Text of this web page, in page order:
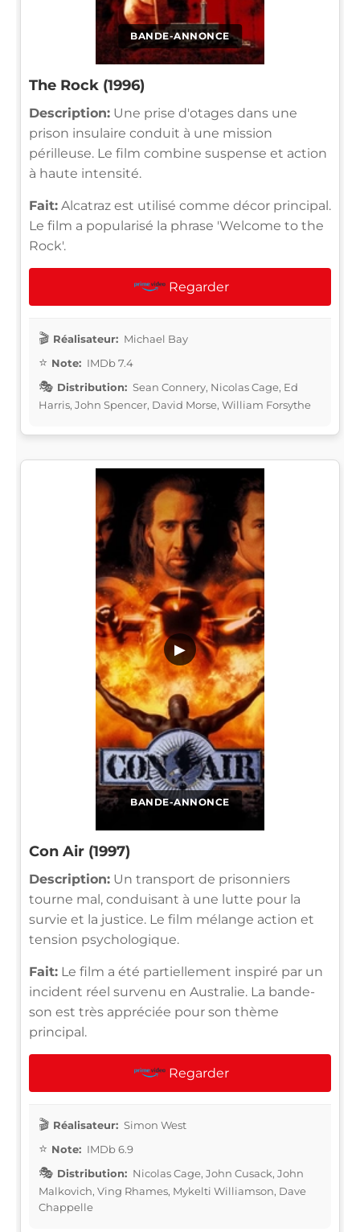
BANDE-ANNONCE
The Rock (1996)
Description: Une prise d'otages dans une
prison insulaire conduit à une mission
périlleuse. Le film combine suspense et action
à haute intensité.
Fait: Alcatraz est utilisé comme décor principal.
Le film a popularisé la phrase 'Welcome to the
Rock'.
Regarder
Réalisateur: Michael Bay
Note: IMDb 7.4
Distribution: Sean Connery, Nicolas Cage, Ed
Harris, John Spencer, David Morse, William Forsythe
BANDE-ANNONCE
▶
Con Air (1997)
Description: Un transport de prisonniers
tourne mal, conduisant à une lutte pour la
survie et la justice. Le film mélange action et
tension psychologique.
Fait: Le film a été partiellement inspiré par un
incident réel survenu en Australie. La bande-
son est très appréciée pour son thème
principal.
Regarder
Réalisateur: Simon West
Note: IMDb 6.9
Distribution: Nicolas Cage, John Cusack, John
Malkovich, Ving Rhames, Mykelti Williamson, Dave
Chappelle